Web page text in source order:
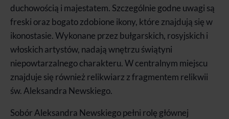
duchowością i majestatem. Szczególnie godne uwagi są
freski oraz bogato zdobione ikony, które znajdują się w
ikonostasie. Wykonane przez bułgarskich, rosyjskich i
włoskich artystów, nadają wnętrzu świątyni
niepowtarzalnego charakteru. W centralnym miejscu
znajduje się również relikwiarz z fragmentem relikwii
św. Aleksandra Newskiego.
Sobór Aleksandra Newskiego pełni rolę głównej